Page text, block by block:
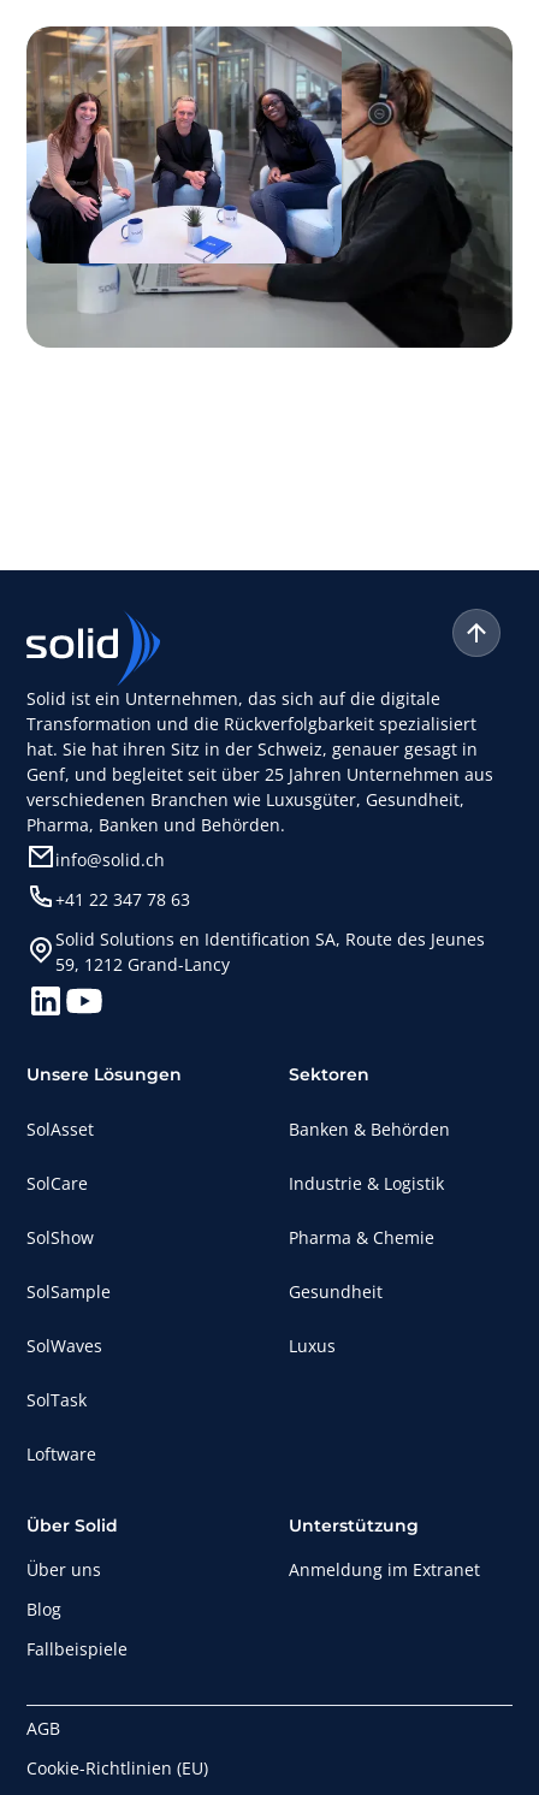
Solid ist ein Unternehmen, das sich auf die digitale
Transformation und die Rückverfolgbarkeit spezialisiert
hat. Sie hat ihren Sitz in der Schweiz, genauer gesagt in
Genf, und begleitet seit über 25 Jahren Unternehmen aus
verschiedenen Branchen wie Luxusgüter, Gesundheit,
Pharma, Banken und Behörden.
info@solid.ch
+41 22 347 78 63
Solid Solutions en Identification SA, Route des Jeunes
59, 1212 Grand-Lancy
Unsere Lösungen
SolAsset
SolCare
SolShow
SolSample
SolWaves
SolTask
Loftware
Sektoren
Banken & Behörden
Industrie & Logistik
Pharma & Chemie
Gesundheit
Luxus
Über Solid
Über uns
Blog
Fallbeispiele
Unterstützung
Anmeldung im Extranet
AGB
Cookie-Richtlinien (EU)